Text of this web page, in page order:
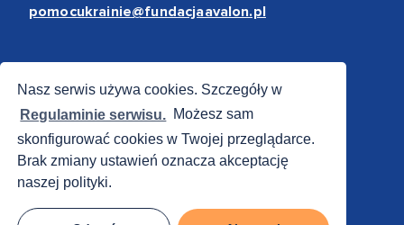
Nasz serwis używa cookies. Szczegóły w
Regulaminie serwisu. Możesz sam
skonfigurować cookies w Twojej przeglądarce.
Brak zmiany ustawień oznacza akceptację
naszej polityki.
pomocukrainie@fundacjaavalon.pl
Bezpieczne płatności